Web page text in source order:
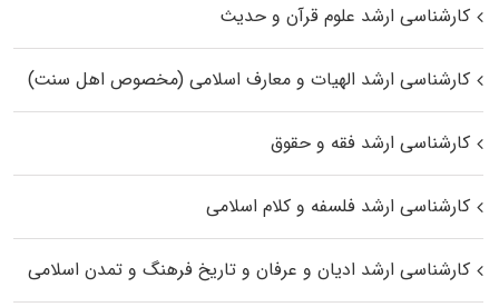
کارشناسی ارشد علوم قرآن و حدیث
کارشناسی ارشد الهیات و معارف اسلامی (مخصوص اهل سنت)
کارشناسی ارشد فقه و حقوق
کارشناسی ارشد فلسفه و کلام اسلامی
کارشناسی ارشد ادیان و عرفان و تاریخ فرهنگ و تمدن اسلامی